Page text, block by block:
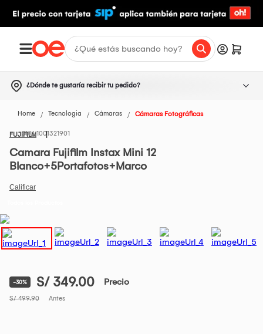
¿Dónde te gustaría recibir tu pedido?
Home Tecnologia Cámaras Cámaras Fotográficas
FUJIFILM1001321901
Camara Fujifilm Instax Mini 12
Blanco+5Portafotos+Marco
-30% S/ 349.00 Precio
S/ 499.90 Antes